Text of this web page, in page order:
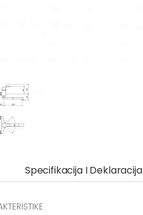
Specifikacija I Deklaracija